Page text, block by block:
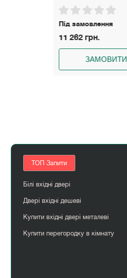
Під замовлення
11 262 грн.
ЗАМОВИТИ
ТОП Запити
Білі вхідні двері
Двері вхідні дешеві
Купити вхідні двері металеві
Купити перегородку в кімнату